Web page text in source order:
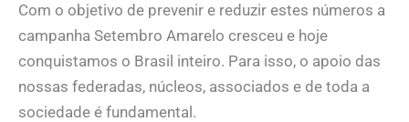
Com o objetivo de prevenir e reduzir estes números a
campanha Setembro Amarelo cresceu e hoje
conquistamos o Brasil inteiro. Para isso, o apoio das
nossas federadas, núcleos, associados e de toda a
sociedade é fundamental.